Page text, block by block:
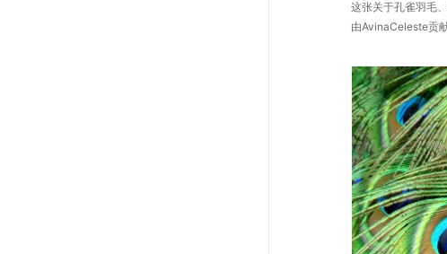
这张关于孔雀羽毛
由AvinaCeleste贡